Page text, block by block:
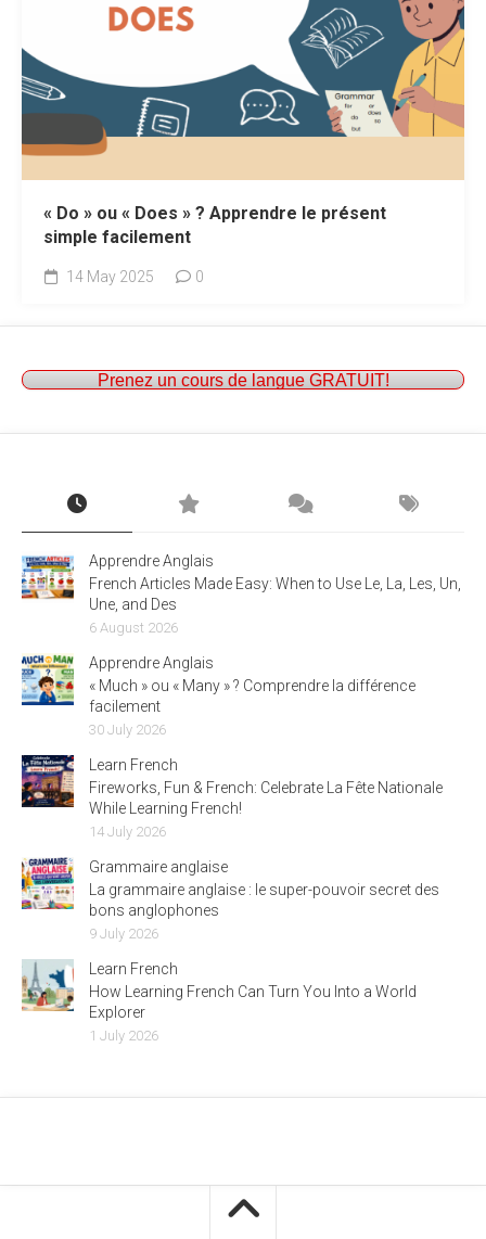
« Do » ou « Does » ? Apprendre le présent
simple facilement
14 May 2025 0
Prenez un cours de langue GRATUIT!
Apprendre Anglais
French Articles Made Easy: When to Use Le, La, Les, Un,
Une, and Des
6 August 2026
Apprendre Anglais
« Much » ou « Many » ? Comprendre la différence
facilement
30 July 2026
Learn French
Fireworks, Fun & French: Celebrate La Fête Nationale
While Learning French!
14 July 2026
Grammaire anglaise
La grammaire anglaise : le super-pouvoir secret des
bons anglophones
9 July 2026
Learn French
How Learning French Can Turn You Into a World
Explorer
1 July 2026